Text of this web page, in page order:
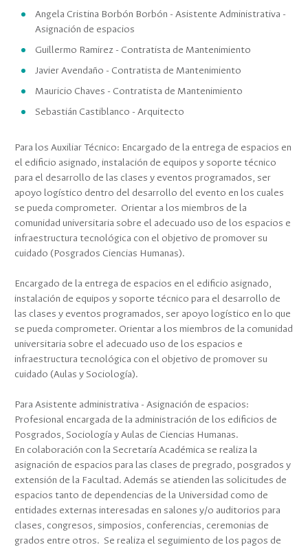
Angela Cristina Borbón Borbón - Asistente Administrativa -
Asignación de espacios
Guillermo Ramirez - Contratista de Mantenimiento
Javier Avendaño - Contratista de Mantenimiento
Mauricio Chaves - Contratista de Mantenimiento
Sebastián Castiblanco - Arquitecto
Para los Auxiliar Técnico: Encargado de la entrega de espacios en
el edificio asignado, instalación de equipos y soporte técnico
para el desarrollo de las clases y eventos programados, ser
apoyo logístico dentro del desarrollo del evento en los cuales
se pueda comprometer. Orientar a los miembros de la
comunidad universitaria sobre el adecuado uso de los espacios e
infraestructura tecnológica con el objetivo de promover su
cuidado (Posgrados Ciencias Humanas).
Encargado de la entrega de espacios en el edificio asignado,
instalación de equipos y soporte técnico para el desarrollo de
las clases y eventos programados, ser apoyo logístico en lo que
se pueda comprometer. Orientar a los miembros de la comunidad
universitaria sobre el adecuado uso de los espacios e
infraestructura tecnológica con el objetivo de promover su
cuidado (Aulas y Sociología).
Para Asistente administrativa - Asignación de espacios:
Profesional encargada de la administración de los edificios de
Posgrados, Sociología y Aulas de Ciencias Humanas.
En colaboración con la Secretaría Académica se realiza la
asignación de espacios para las clases de pregrado, posgrados y
extensión de la Facultad. Además se atienden las solicitudes de
espacios tanto de dependencias de la Universidad como de
entidades externas interesadas en salones y/o auditorios para
clases, congresos, simposios, conferencias, ceremonias de
grados entre otros. Se realiza el seguimiento de los pagos de